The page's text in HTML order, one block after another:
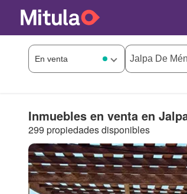
Inmuebles en venta en
299 propiedades disponibles